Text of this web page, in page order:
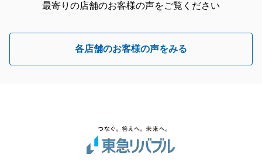
最寄りの店舗のお客様の声をご覧ください
各店舗のお客様の声をみる